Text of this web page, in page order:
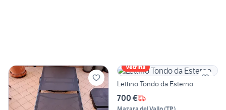
Vetrina
Lettino Tondo da Esterno
700 €